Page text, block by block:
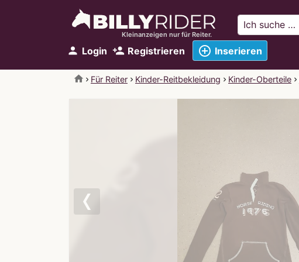
Kleinanzeigen nur für Reiter.
person Login person_add Registrieren add_circle_outline Inserieren
home Für Reiter Kinder-Reitbekleidung Kinder-Oberteile